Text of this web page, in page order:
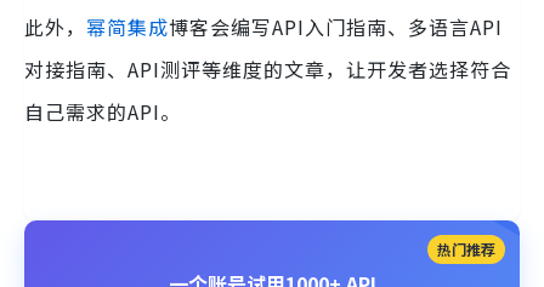
此外， 幂简集成博客会编写API入门指南、多语言API
对接指南、API测评等维度的文章，让开发者选择符合
自己需求的API。
热门推荐